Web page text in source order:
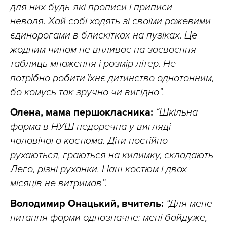
для них будь-які прописи і приписи –
неволя. Хай собі ходять зі своїми рожевими
єдинорогами в блискітках на пузіках. Це
жодним чином не впливає на засвоєння
таблиць множення і розмір літер. Не
потрібно робити їхнє дитинство однотонним,
бо комусь так зручно чи вигідно”.
Олена, мама першокласника: “Шкільна
форма в НУШ недоречна у вигляді
чоловічого костюма. Діти постійно
рухаються, граються на килимку, складають
Лего, різні руханки. Наш костюм і двох
місяців не витримав”.
Володимир Онацький, вчитель: “Для мене
питання форми однозначне: мені байдуже,